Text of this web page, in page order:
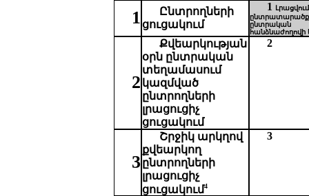
1
Ընտրողների
ցուցակում
1
ընտրական
հանձնաժողովի
2
Քվեարկության
օրն ընտրական
տեղամասում
կազմված
ընտրողների
լրացուցիչ
ցուցակում
2
3
Շրջիկ արկղով
քվեարկող
ընտրողների
լրացուցիչ
ցուցակում4
3